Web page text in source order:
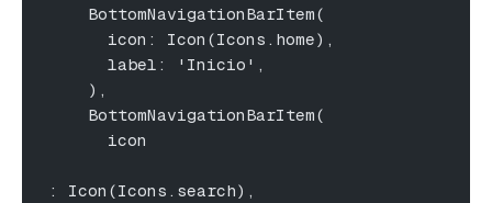
    BottomNavigationBarItem(
      icon: Icon(Icons.home),
      label: 'Inicio',
    ),
    BottomNavigationBarItem(
      icon
: Icon(Icons.search),